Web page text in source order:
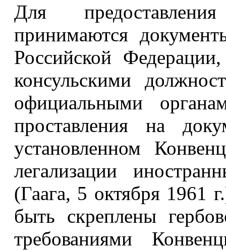
Для
принимаются
Российской
консульскими
официальными
проставления на
установленном
легализации
(Гаага, 5 октября 1961
быть скреплены
требованиями